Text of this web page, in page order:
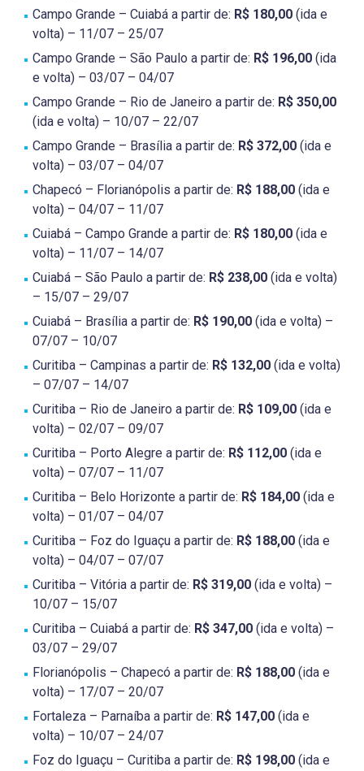
Campo Grande – Cuiabá a partir de: R$ 180,00 (ida e
volta) – 11/07 – 25/07
Campo Grande – São Paulo a partir de: R$ 196,00 (ida
e volta) – 03/07 – 04/07
Campo Grande – Rio de Janeiro a partir de: R$ 350,00
(ida e volta) – 10/07 – 22/07
Campo Grande – Brasília a partir de: R$ 372,00 (ida e
volta) – 03/07 – 04/07
Chapecó – Florianópolis a partir de: R$ 188,00 (ida e
volta) – 04/07 – 11/07
Cuiabá – Campo Grande a partir de: R$ 180,00 (ida e
volta) – 11/07 – 14/07
Cuiabá – São Paulo a partir de: R$ 238,00 (ida e volta)
– 15/07 – 29/07
Cuiabá – Brasília a partir de: R$ 190,00 (ida e volta) –
07/07 – 10/07
Curitiba – Campinas a partir de: R$ 132,00 (ida e volta)
– 07/07 – 14/07
Curitiba – Rio de Janeiro a partir de: R$ 109,00 (ida e
volta) – 02/07 – 09/07
Curitiba – Porto Alegre a partir de: R$ 112,00 (ida e
volta) – 07/07 – 11/07
Curitiba – Belo Horizonte a partir de: R$ 184,00 (ida e
volta) – 01/07 – 04/07
Curitiba – Foz do Iguaçu a partir de: R$ 188,00 (ida e
volta) – 04/07 – 07/07
Curitiba – Vitória a partir de: R$ 319,00 (ida e volta) –
10/07 – 15/07
Curitiba – Cuiabá a partir de: R$ 347,00 (ida e volta) –
03/07 – 29/07
Florianópolis – Chapecó a partir de: R$ 188,00 (ida e
volta) – 17/07 – 20/07
Fortaleza – Parnaíba a partir de: R$ 147,00 (ida e
volta) – 10/07 – 24/07
Foz do Iguaçu – Curitiba a partir de: R$ 198,00 (ida e